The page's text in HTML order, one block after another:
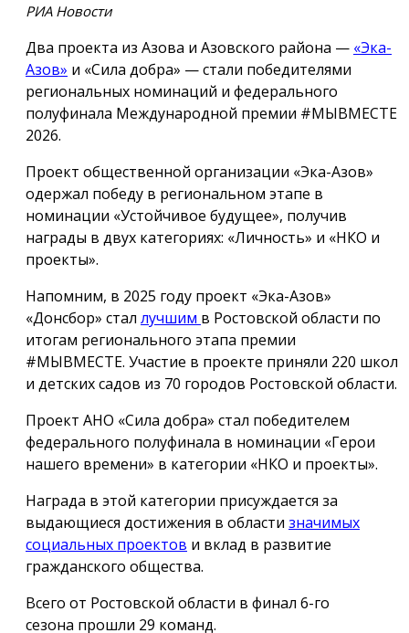
РИА Новости
Два проекта из Азова и Азовского района — «Эка-
Азов» и «Сила добра» — стали победителями
региональных номинаций и федерального
полуфинала Международной премии #МЫВМЕСТЕ
2026.
Проект общественной организации «Эка-Азов»
одержал победу в региональном этапе в
номинации «Устойчивое будущее», получив
награды в двух категориях: «Личность» и «НКО и
проекты».
Напомним, в 2025 году проект «Эка-Азов»
«Донсбор» стал лучшим в Ростовской области по
итогам регионального этапа премии
#МЫВМЕСТЕ. Участие в проекте приняли 220 школ
и детских садов из 70 городов Ростовской области.
Проект АНО «Сила добра» стал победителем
федерального полуфинала в номинации «Герои
нашего времени» в категории «НКО и проекты».
Награда в этой категории присуждается за
выдающиеся достижения в области значимых
социальных проектов и вклад в развитие
гражданского общества.
Всего от Ростовской области в финал 6-го
сезона прошли 29 команд.